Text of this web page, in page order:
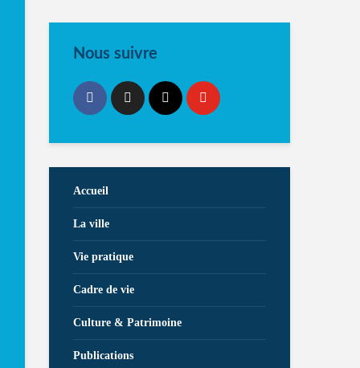
Nous suivre
Accueil
La ville
Vie pratique
Cadre de vie
Culture & Patrimoine
Publications